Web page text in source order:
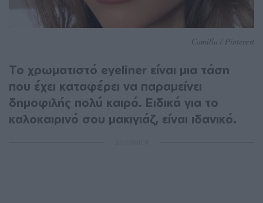
Camilla / Pinterest
Το χρωματιστό eyeliner είναι μια τάση
που έχει καταφέρει να παραμείνει
δημοφιλής πολύ καιρό. Ειδικά για το
καλοκαιρινό σου μακιγιάζ, είναι ιδανικό.